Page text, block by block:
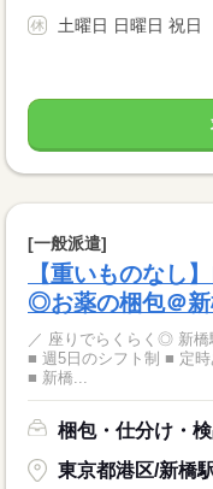
土曜日 日曜日 祝日
[一般派遣]
【重いものなし
◎お薬の梱包＠
／ 座りでらくらく◎ 新橋
■ 週5日のシフト制 ■ 定
■ 新橋...
梱包・仕分け・
東京都港区/新橋